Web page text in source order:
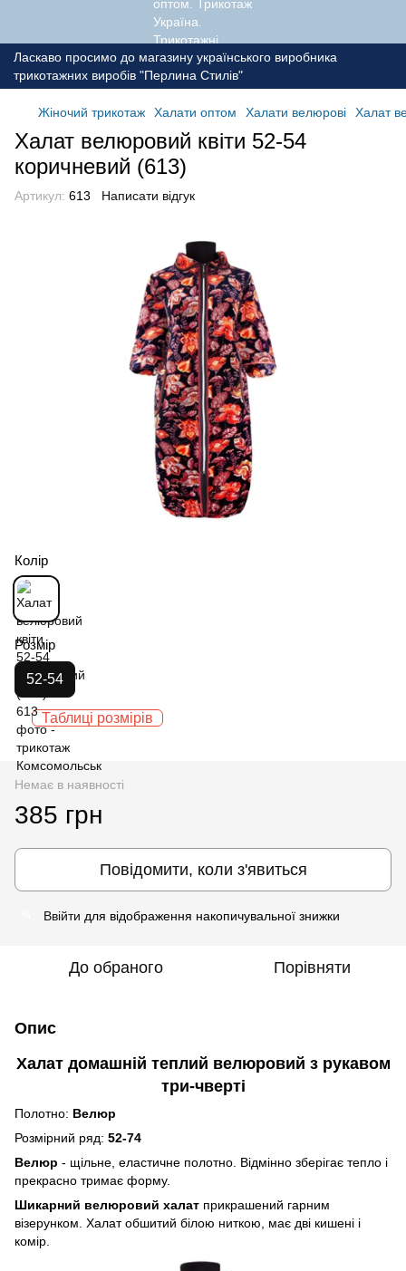
Ласкаво просимо до магазину українського виробника
трикотажних виробів "Перлина Стилів"
Жіночий трикотаж Халати оптом Халати велюрові Халат
Халат велюровий квіти 52-54
коричневий (613)
Артикул: 613 Написати відгук
Колір
Розмір
52-54
Таблиці розмірів
Немає в наявності
385 грн
Повідомити, коли з'явиться
Ввійти для відображення накопичувальної знижки
До обраного Порівняти
Опис
Халат домашній теплий велюровий з рукавом
три-чверті
Полотно: Велюр
Розмірний ряд: 52-74
Велюр - щільне, еластичне полотно. Відмінно зберігає тепло і
прекрасно тримає форму.
Шикарний велюровий халат прикрашений гарним
візерунком. Халат обшитий білою ниткою, має дві кишені і
комір.